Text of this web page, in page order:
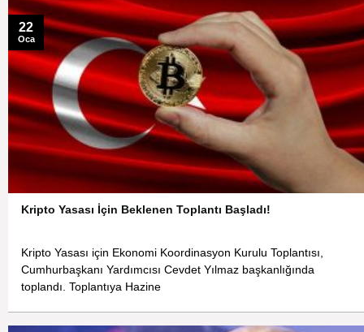
Kripto Yasası İçin Beklenen Toplantı Başladı!
Kripto Yasası için Ekonomi Koordinasyon Kurulu Toplantısı,
Cumhurbaşkanı Yardımcısı Cevdet Yılmaz başkanlığında
toplandı. Toplantıya Hazine
22
Oca